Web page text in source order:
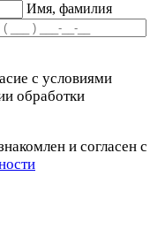
Имя, фамилия
с условиями
обработки
и согласен с